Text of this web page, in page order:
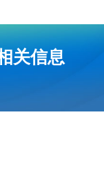
关信息